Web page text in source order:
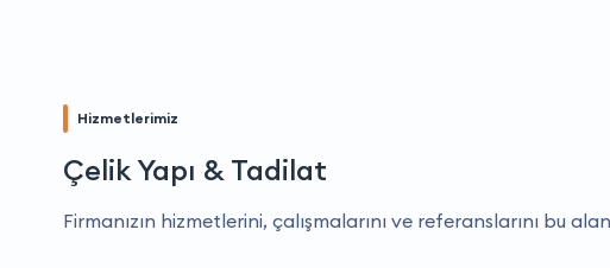
Hizmetlerimiz
Çelik Yapı & Tadilat
Firmanızın hizmetlerini, çalışmalarını ve referanslarını bu